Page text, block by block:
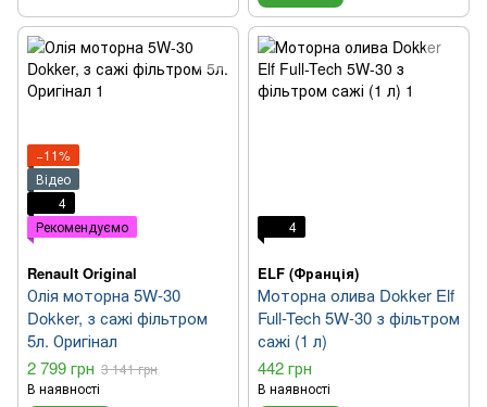
−11%
Відео
4
Рекомендуємо
Renault Original
Олія моторна 5W-30
Dokker, з сажі фільтром
5л. Оригінал
2 799 грн 3 141 грн
В наявності
4
ELF (Франція)
Моторна олива Dokker Elf
Full-Tech 5W-30 з фільтром
сажі (1 л)
442 грн
В наявності